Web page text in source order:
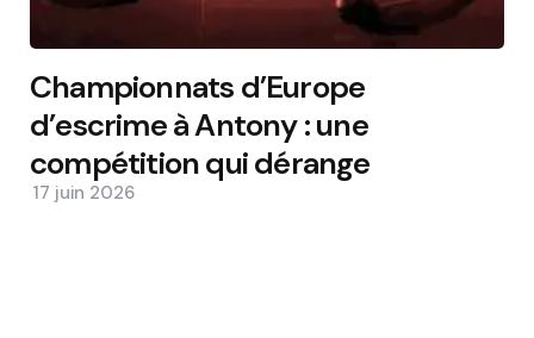
Championnats d’Europe
d’escrime à Antony : une
compétition qui dérange
17 juin 2026